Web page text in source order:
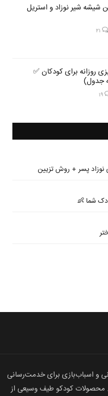
شیر نوزاد و استریل
post image
روزانه برای کودکان ✅
جدول)post
شما 👶
و اسباب‌بازی برای خدمت‌رسانی
محصولات كودكو طیف وسیعی از